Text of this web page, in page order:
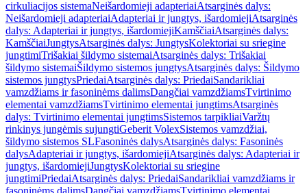
cirkuliacijos sistemaNeišardomieji adapteriaiAtsarginės dalys:
Neišardomieji adapteriaiAdapteriai ir jungtys, išardomiejiAtsarginės
dalys: Adapteriai ir jungtys, išardomiejiKamščiaiAtsarginės dalys:
KamščiaiJungtysAtsarginės dalys: JungtysKolektoriai su sriegine
jungtimiTrišakiai šildymo sistemaiAtsarginės dalys: Trišakiai
šildymo sistemaiŠildymo sistemos jungtysAtsarginės dalys: Šildymo
sistemos jungtysPriedaiAtsarginės dalys: PriedaiSandarikliai
vamzdžiams ir fasoninėms dalimsDangčiai vamzdžiamsTvirtinimo
elementai vamzdžiamsTvirtinimo elementai jungtimsAtsarginės
dalys: Tvirtinimo elementai jungtimsSistemos tarpikliaiVaržtų
rinkinys jungėmis sujungtiGeberit VolexSistemos vamzdžiai,
šildymo sistemos SLFasoninės dalysAtsarginės dalys: Fasoninės
dalysAdapteriai ir jungtys, išardomiejiAtsarginės dalys: Adapteriai ir
jungtys, išardomiejiJungtysKolektoriai su sriegine
jungtimiPriedaiAtsarginės dalys: PriedaiSandarikliai vamzdžiams ir
fasoninėms dalimsDangčiai vamzdžiamsTvirtinimo elementai